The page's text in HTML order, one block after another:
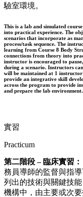
驗室環境。
This is a lab and simulated
into practical experience. The
scenarios that incorporate as
process/task sequence. The
learning from Course 8 Body
connections from theory into
instructor is encouraged to
during a scenario. Instructors
will be maintained at 1 instructor
provide an integrative skill
across the program to provide
and prepare the lab environment.
實習
Practicum
第二階段 – 臨床實習：
務員導師的監督與指
列出的技術與關鍵技
機構中，由主要或次